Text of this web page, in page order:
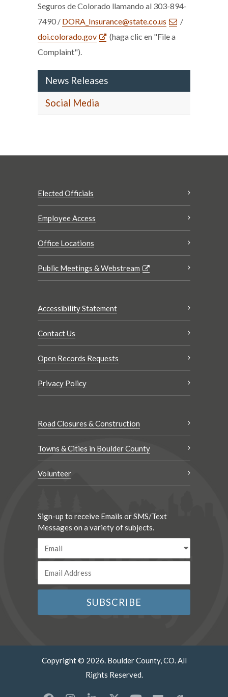
Seguros de Colorado llamando al 303-894-
7490 / DORA_Insurance@state.co.us
/
doi.colorado.gov
(haga clic en "File a
Complaint").
News Releases
Social Media
Elected Officials
Employee Access
Office Locations
Public Meetings & Webstream
Accessibility Statement
Contact Us
Open Records Requests
Privacy Policy
Road Closures & Construction
Towns & Cities in Boulder County
Volunteer
Sign-up to receive Emails or SMS/Text
Messages on a variety of subjects.
Copyright © 2026. Boulder County, CO. All
Rights Reserved.